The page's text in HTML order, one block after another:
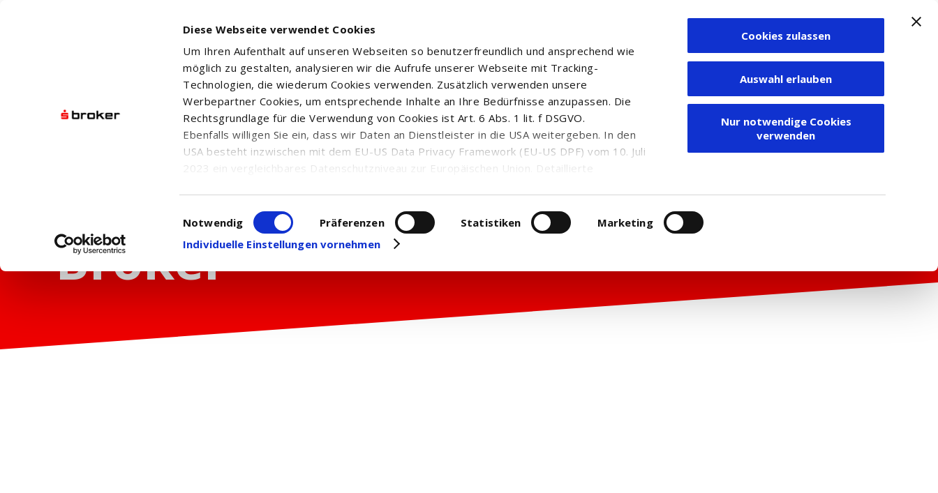
Diese Webseite verwendet Cookies
Um Ihren Aufenthalt auf unseren Webseiten so benutzerfreundlich und ansprechend wie
möglich zu gestalten, analysieren wir die Aufrufe unserer Webseite mit Tracking-
Technologien, die wiederum Cookies verwenden. Zusätzlich verwenden unsere
Werbepartner Cookies, um entsprechende Inhalte an Ihre Bedürfnisse anzupassen. Die
Rechtsgrundlage für die Verwendung von Cookies ist Art. 6 Abs. 1 lit. f DSGVO.
Ebenfalls willigen Sie ein, dass wir Daten an Dienstleister in die USA weitergeben. In den
USA besteht inzwischen mit dem EU-US Data Privacy Framework (EU-US DPF) vom 10. Juli
2023 ein vergleichbares Datenschutzniveau zur Europäischen Union. Detaillierte
in den USA, finden Sie auf unserer Seite zumDatenschutz. Dort können Sie Ihre
Einwilligung auch jederzeit widerrufen oder anpassen.
Einwilligungsauswahl
Notwendig Präferenzen Statistiken
Marketing
Individuelle Einstellungen vornehmen
Cookies zulassen
Auswahl erlauben
Nur notwendige Cookies
verwenden
Zum Depot